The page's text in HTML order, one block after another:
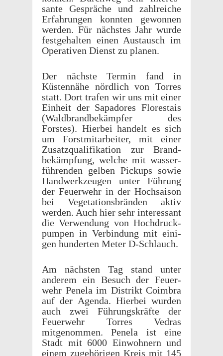
sante Gespräche und zahlre­iche
Erfahrun­gen konnten gewon­nen
werden. Für näch­stes Jahr wurde
fest­ge­hal­ten einen Austausch im
Oper­a­tiven Dienst zu planen.
Der näch­ste Termin fand in
Küsten­nähe nördlich von Torres
statt. Dort trafen wir uns mit einer
Einheit der Sapadores Florestais
(Wald­brand­bekämpfer des
Forstes). Hier­bei handelt es sich
um Forstmi­tar­beiter, mit einer
Zusatzqual­i­fika­tion zur Brand­
bekämp­fung, welche mit wasser­
führen­den gelben Pick­ups sowie
Handw­erkzeu­gen unter Führung
der Feuer­wehr in der Hoch­sai­son
bei Vege­ta­tions­brän­den aktiv
werden. Auch hier sehr inter­es­sant
die Verwen­dung von Hochdruck­
pumpen in Verbindung mit eini­
gen hunderten Meter D-Schlauch.
Am näch­sten Tag stand unter
anderem ein Besuch der Feuer­
wehr Penela im Distrikt Coim­bra
auf der Agenda. Hier­bei wurden
auch zwei Führungskräfte der
Feuer­wehr Torres Vedras
mitgenom­men. Penela ist eine
Stadt mit 6000 Einwohn­ern und
einem zuge­höri­gen Kreis mit 145